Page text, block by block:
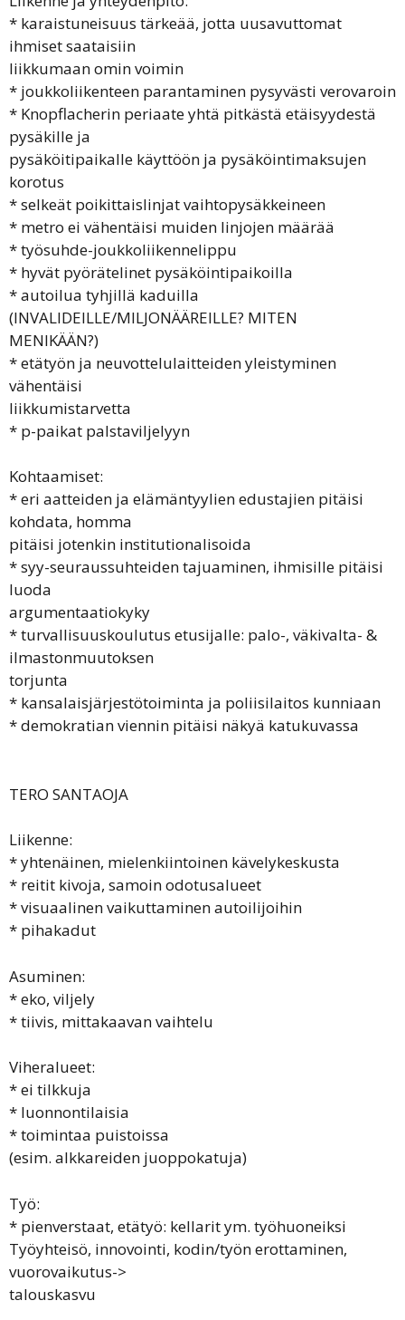
* karaistuneisuus tärkeää, jotta uusavuttomat
ihmiset saataisiin
liikkumaan omin voimin
* joukkoliikenteen parantaminen pysyvästi verovaroin
* Knopflacherin periaate yhtä pitkästä etäisyydestä
pysäkille ja
pysäköitipaikalle käyttöön ja pysäköintimaksujen
korotus
* selkeät poikittaislinjat vaihtopysäkkeineen
* metro ei vähentäisi muiden linjojen määrää
* työsuhde-joukkoliikennelippu
* hyvät pyörätelinet pysäköintipaikoilla
* autoilua tyhjillä kaduilla
(INVALIDEILLE/MILJONÄÄREILLE? MITEN
MENIKÄÄN?)
* etätyön ja neuvottelulaitteiden yleistyminen
vähentäisi
liikkumistarvetta
* p-paikat palstaviljelyyn
Kohtaamiset:
* eri aatteiden ja elämäntyylien edustajien pitäisi
kohdata, homma
pitäisi jotenkin institutionalisoida
* syy-seuraussuhteiden tajuaminen, ihmisille pitäisi
luoda
argumentaatiokyky
* turvallisuuskoulutus etusijalle: palo-, väkivalta- &
ilmastonmuutoksen
torjunta
* kansalaisjärjestötoiminta ja poliisilaitos kunniaan
* demokratian viennin pitäisi näkyä katukuvassa
TERO SANTAOJA
Liikenne:
* yhtenäinen, mielenkiintoinen kävelykeskusta
* reitit kivoja, samoin odotusalueet
* visuaalinen vaikuttaminen autoilijoihin
* pihakadut
Asuminen:
* eko, viljely
* tiivis, mittakaavan vaihtelu
Viheralueet:
* ei tilkkuja
* luonnontilaisia
* toimintaa puistoissa
(esim. alkkareiden juoppokatuja)
Työ:
* pienverstaat, etätyö: kellarit ym. työhuoneiksi
Työyhteisö, innovointi, kodin/työn erottaminen,
vuorovaikutus->
talouskasvu